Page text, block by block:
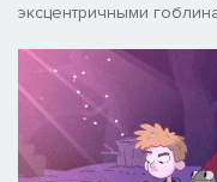
эксцентричными